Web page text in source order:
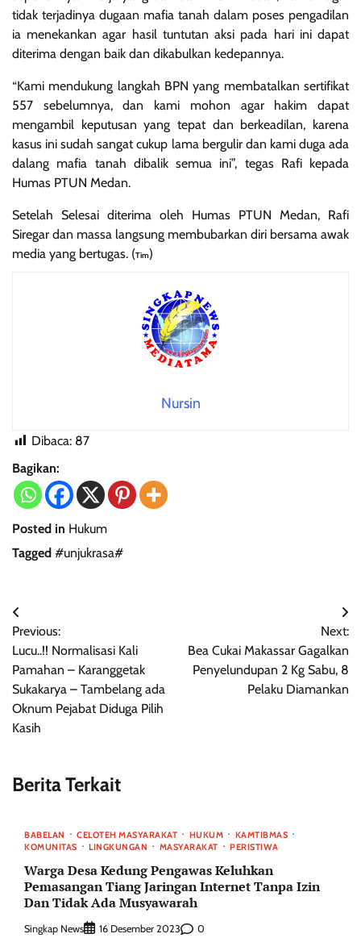
tidak terjadinya dugaan mafia tanah dalam poses pengadilan
ia menekankan agar hasil tuntutan aksi pada hari ini dapat
diterima dengan baik dan dikabulkan kedepannya.
“Kami mendukung langkah BPN yang membatalkan sertifikat
557 sebelumnya, dan kami mohon agar hakim dapat
mengambil keputusan yang tepat dan berkeadilan, karena
kasus ini sudah sangat cukup lama bergulir dan kami duga ada
dalang mafia tanah dibalik semua ini”, tegas Rafi kepada
Humas PTUN Medan.
Setelah Selesai diterima oleh Humas PTUN Medan, Rafi
Siregar dan massa langsung membubarkan diri bersama awak
media yang bertugas. (Tim)
Nursin
Dibaca: 87
Bagikan:
Posted in Hukum
Tagged #unjukrasa#
Navigasi
pos
Previous:
Lucu..!! Normalisasi Kali
Pamahan – Karanggetak
Sukakarya – Tambelang ada
Oknum Pejabat Diduga Pilih
Kasih
Next:
Bea Cukai Makassar Gagalkan
Penyelundupan 2 Kg Sabu, 8
Pelaku Diamankan
Berita Terkait
BABELAN CELOTEH MASYARAKAT HUKUM
KAMTIBMAS
KOMUNITAS
LINGKUNGAN MASYARAKAT PERISTIWA
Warga Desa Kedung Pengawas Keluhkan
Pemasangan Tiang Jaringan Internet Tanpa Izin
Dan Tidak Ada Musyawarah
Singkap News 16 Desember 2023 0